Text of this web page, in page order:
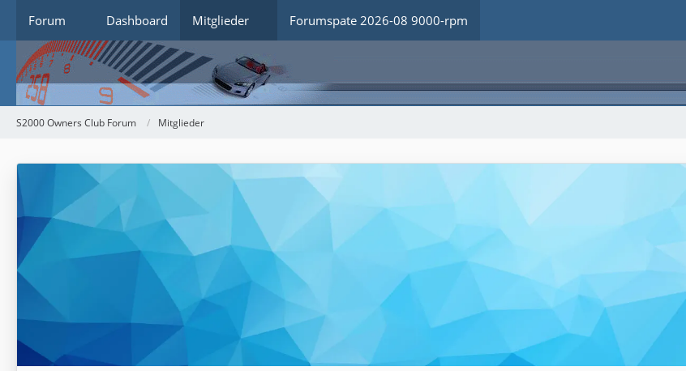
Forum Dashboard Mitglieder Forumspate 2026-08 9000-rpm
S2000 Owners Club Forum Mitglieder